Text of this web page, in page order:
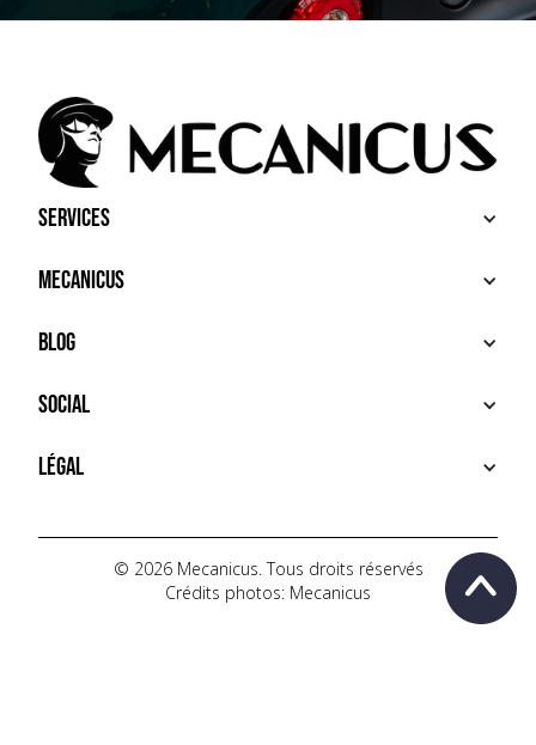
Services
ACHETER
VENDRE
SERVICES PREMIUM
Mecanicus
À PROPOS
HOUSE MECANICUS
CONTACT
Blog
NEWS
VIDÉOS
AUTOPÉDIA
Social
INSTAGRAM
TIKTOK
YOUTUBE
Légal
POLITIQUE DE CONFIDENTIALITÉ
© 2026 Mecanicus. Tous droits réservés
Crédits photos: Mecanicus